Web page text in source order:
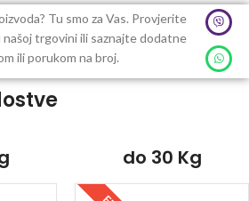
Tu smo za Vas. Provjerite
trgovini ili saznajte dodatne
ili porukom na broj.
do 30 Kg